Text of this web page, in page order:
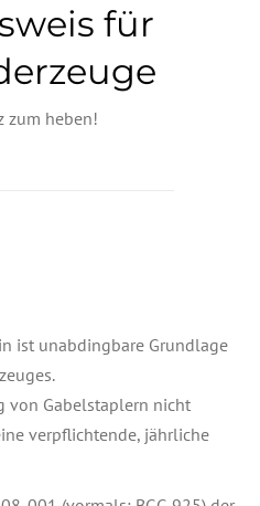
für
zum heben!
ist unabdingbare Grundlage
von Gabelstaplern nicht
verpflichtende, jährliche